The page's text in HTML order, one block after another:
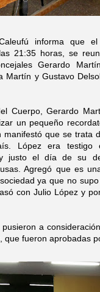
informa que
21:35 horas, se
Gerardo
Martín y Gustavo
Cuerpo, Gerardo
un pequeño
que se trata
López era testigo
justo el día de su
Agregó que es
ya que no
con Julio López y
a
fueron aprobadas